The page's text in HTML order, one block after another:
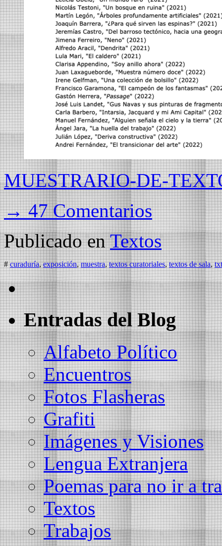
MUESTRARIO-DE-
→ 47 Comentarios
Publicado en Textos
# curaduría,exposición,muestra,textos curatoriales,textos de sala,txt
Entradas del Blog
Alfabeto Político
Encuentros
Fotos Flasheras
Grafiti
Imágenes y Visiones
Lengua Extranjera
Poemas para no ir a
Textos
Trabajos